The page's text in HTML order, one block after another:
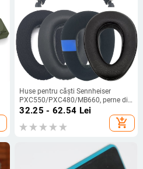
Huse pentru căști Sennheiser
PXC550/PXC480/MB660, perne din
burete și husă din piele
32.25 - 62.54 Lei
add_shopping_cart